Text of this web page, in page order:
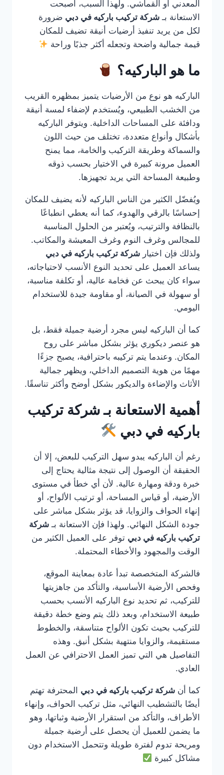
المعدني أو القماشي. ولهذا السبب، أصبحت
الاستعانة بـ شركة تركيب باركيه في دبي ضرورة
لكل من يريد تنفيذ أرضيات أنيقة تضيف للمكان
قيمة جمالية واضحة وتجعله أكثر جذبًا وراحة
ما هو الباركيه؟
الباركيه هو نوع من الأرضيات يتميز بمظهره القريب
من الخشب الطبيعي، ويُستخدم لإضفاء لمسة أنيقة
ودافئة على المساحات الداخلية. ويتوفر الباركيه
بأشكال وأنواع متعددة، تختلف من حيث اللون
والسماكة وطريقة التركيب والخامة، مما يمنح
العميل مرونة كبيرة في الاختيار بحسب ذوقه
وطبيعة المساحة التي يريد تجهيزها.
ويُفضّل الكثير من الناس الباركيه لأنه يضيف للمكان
إحساسًا بالرقي والهدوء، كما أنه يعطي انطباعًا
بالنظافة والترتيب، ويُعتبر من الحلول المناسبة
للمجالس وغرف النوم وغرف المعيشة والمكاتب.
ولذلك فإن اختيار شركة تركيب باركيه في دبي
يساعد العميل على تحديد النوع الأنسب لاحتياجاته،
سواء كان يبحث عن فخامة عالية، أو تكلفة مناسبة،
أو سهولة في الصيانة، أو مقاومة جيدة للاستخدام
اليومي.
كما أن الباركيه ليس مجرد أرضية جميلة فقط، بل
هو عنصر ديكوري يؤثر بشكل مباشر على روح
المكان. وعندما يتم تركيبه باحترافية، يصبح جزءًا
مهمًا من هوية التصميم الداخلي، ويظهر جمالية
الأثاث والإضاءة والديكور بشكل أوضح وأكثر تناسقًا.
أهمية الاستعانة بـ شركة تركيب
باركيه في دبي
رغم أن الباركيه يبدو سهل التركيب للبعض، إلا أن
الحقيقة أن الوصول إلى نتيجة مثالية يحتاج إلى
خبرة ودقة ومهارة عالية. لأن أي خطأ في مستوى
الأرضية، أو قياس المساحة، أو ترتيب الألواح، أو
إنهاء الحواف والزوايا، قد يؤثر بشكل مباشر على
جودة الشكل النهائي. ولهذا فإن الاستعانة بـ شركة
تركيب باركيه في دبي توفر على العميل الكثير من
الوقت والمجهود والأخطاء المحتملة.
فالشركة المتخصصة تبدأ عادة بمعاينة الموقع،
وفحص الأرضية الأساسية، والتأكد من جاهزيتها
للتركيب، ثم تحديد نوع الباركيه الأنسب بحسب
طبيعة الاستخدام، وبعد ذلك يتم وضع خطة دقيقة
للتركيب بحيث تكون الألواح متناسقة، والخطوط
مستقيمة، والزوايا منتهية بشكل أنيق. وهذه
التفاصيل هي التي تميز العمل الاحترافي عن العمل
العادي.
كما أن شركة تركيب باركيه في دبي المحترفة تهتم
أيضًا بالتشطيب النهائي، مثل تركيب الحواف، وإنهاء
الأطراف، والتأكد من استقرار الأرضية وثباتها، وهو
ما يضمن للعميل أن يحصل على أرضية جميلة
ومريحة تدوم لفترة طويلة وتتحمل الاستخدام دون
مشاكل كبيرة